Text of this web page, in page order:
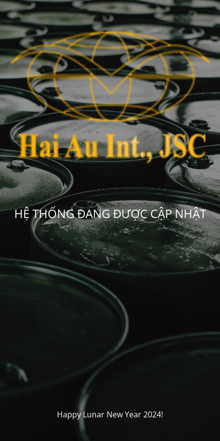
HỆ THỐNG ĐANG ĐƯỢC CẬP NHẬT
Happy Lunar New Year 2024!